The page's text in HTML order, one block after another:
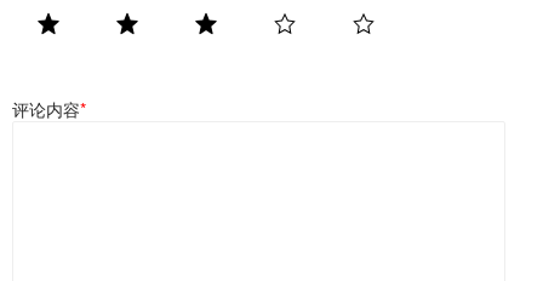
评论内容*